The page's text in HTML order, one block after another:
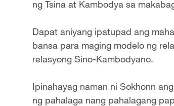
ng Tsina at Kambodya sa
Dapat aniyang ipatupad ang
bansa para maging modelo ng
relasyong Sino-Kambodyano.
Ipinahayag naman ni Sokhonn
ng pahalaga nang pahalagang